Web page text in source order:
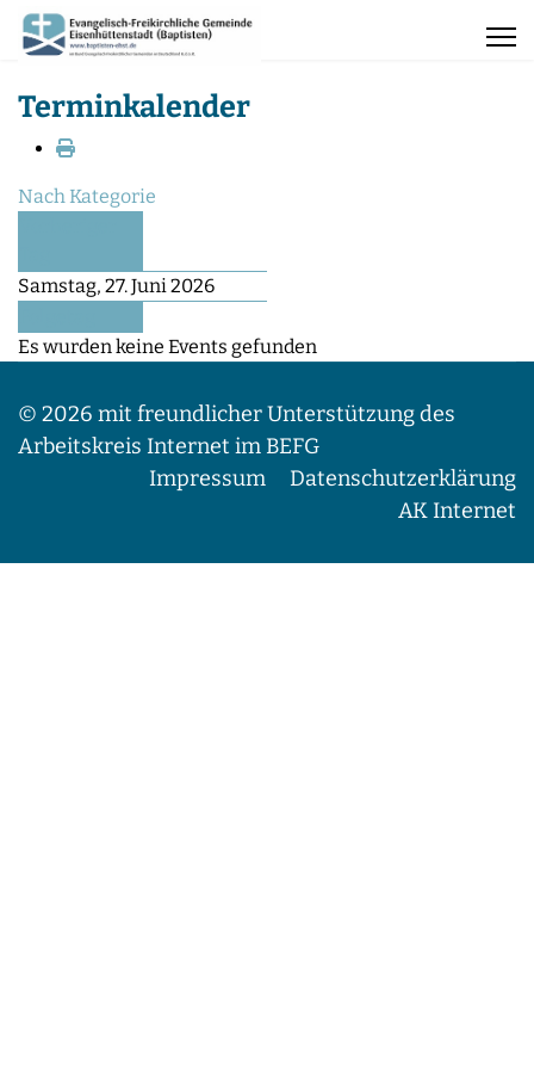
Terminkalender
Nach Kategorie
Samstag, 27. Juni 2026
Es wurden keine Events gefunden
© 2026 mit freundlicher Unterstützung des
Arbeitskreis Internet im BEFG
Impressum
Datenschutzerklärung
AK Internet